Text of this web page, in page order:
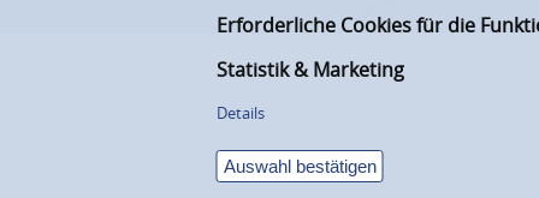
Erforderliche Cookies für die
Statistik & Marketing
Details